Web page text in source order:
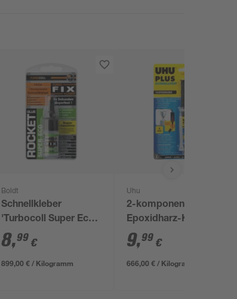
Boldt
Schnellkleber
'Turbocoll Super Eco
Rocket' 10 g
8,99 €
899,00 € / Kilogramm
Uhu
2-komponenten-
Epoxidharz-Kleber
'Schnellfest'
transparent 15,5 g
9,99 €
666,00 € / Kilogramm